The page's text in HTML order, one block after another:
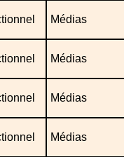
Médias
Médias
Médias
Médias